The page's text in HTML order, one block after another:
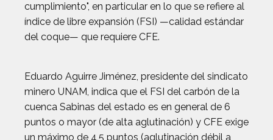
cumplimiento", en particular en lo que se refiere al
índice de libre expansión (FSI) —calidad estándar
del coque— que requiere CFE.
Eduardo Aguirre Jiménez, presidente del sindicato
minero UNAM, indica que el FSI del carbón de la
cuenca Sabinas del estado es en general de 6
puntos o mayor (de alta aglutinación) y CFE exige
un máximo de 4,5 puntos (aglutinación débil a